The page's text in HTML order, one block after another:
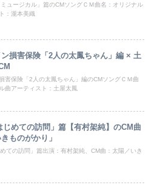
ュージカル」篇のCMソングＣＭ曲名：オリジナル
：瀧本美織
損害保険「2人の太鳳ちゃん」編 × 土
害保険「2人の太鳳ちゃん」編のCMソングＣＭ曲
曲アーティスト：土屋太鳳
じめての訪問」篇【有村架純】のCM曲
ものがかり」
ての訪問」篇出演：有村架純、CM曲：太陽／いき